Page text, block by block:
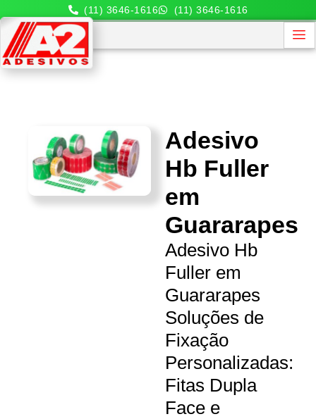
(11) 3646-1616 (11) 3646-1616
Adesivo
Hb Fuller
em
Guararapes
Adesivo Hb
Fuller em
Guararapes
Soluções de
Fixação
Personalizadas:
Fitas Dupla
Face e